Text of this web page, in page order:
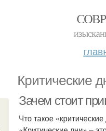
Критические
Зачем стоит
Что такое